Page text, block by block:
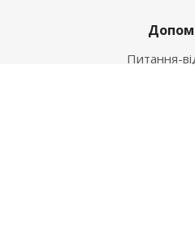
Питання-